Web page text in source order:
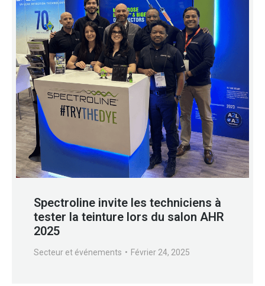
Spectroline invite les techniciens à
tester la teinture lors du salon AHR
2025
Secteur et événements Février 24, 2025